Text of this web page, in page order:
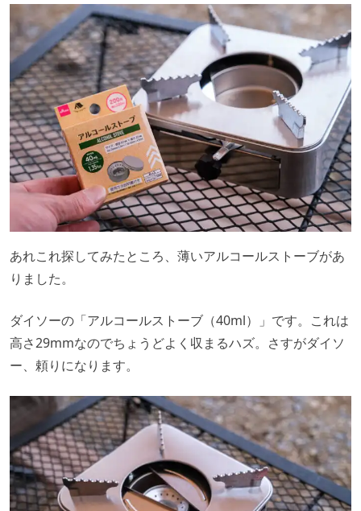
あれこれ探してみたところ、薄いアルコールストーブがあ
りました。
ダイソーの「アルコールストーブ（40ml）」です。これは
高さ29mmなのでちょうどよく収まるハズ。さすがダイソ
ー、頼りになります。